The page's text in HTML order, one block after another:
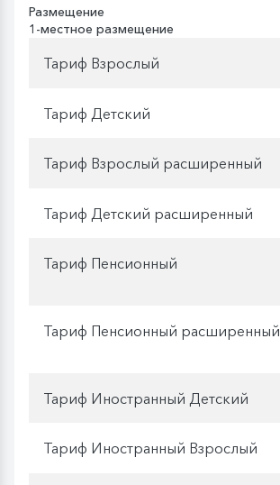
Размещение
1-местное размещение
Тариф Взрослый
Тариф Детский
Тариф Взрослый расширенный
Тариф Детский расширенный
Тариф Пенсионный
Тариф Пенсионный расширенный
Тариф Иностранный Детский
Тариф Иностранный Взрослый